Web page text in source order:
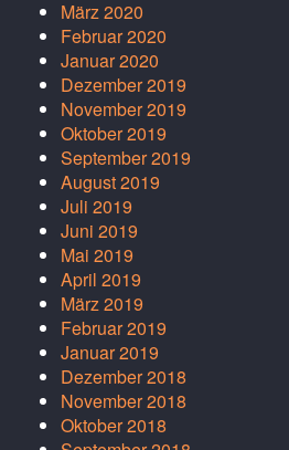
März 2020
Februar 2020
Januar 2020
Dezember 2019
November 2019
Oktober 2019
September 2019
August 2019
Juli 2019
Juni 2019
Mai 2019
April 2019
März 2019
Februar 2019
Januar 2019
Dezember 2018
November 2018
Oktober 2018